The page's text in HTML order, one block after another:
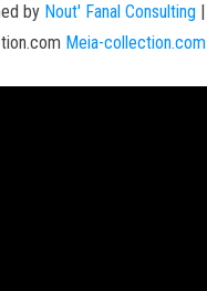
by Nout' Fanal Consulting |
Meia-collection.com